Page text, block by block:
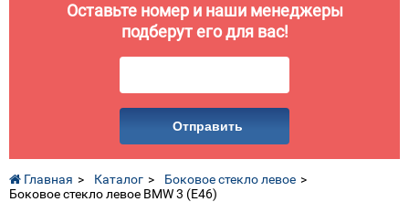
Оставьте номер и наши менеджеры
подберут его для вас!
Отправить
Главная Каталог
Боковое стекло левое
Боковое стекло левое BMW 3 (E46)